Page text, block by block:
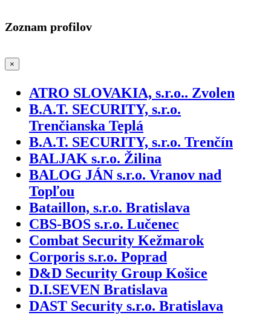
Zoznam profilov
×
ATRO SLOVAKIA, s.r.o.. Zvolen
B.A.T. SECURITY, s.r.o.
Trenčianska Teplá
B.A.T. SECURITY, s.r.o. Trenčín
BALJAK s.r.o. Žilina
BALOG JÁN s.r.o. Vranov nad
Topľou
Bataillon, s.r.o. Bratislava
CBS-BOS s.r.o. Lučenec
Combat Security Kežmarok
Corporis s.r.o. Poprad
D&D Security Group Košice
D.I.SEVEN Bratislava
DAST Security s.r.o. Bratislava